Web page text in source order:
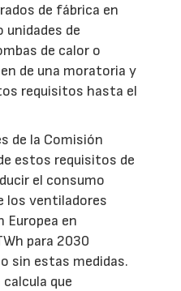
de fábrica en
de
de calor o
de una moratoria y
requisitos hasta el
de la Comisión
estos requisitos de
el consumo
los ventiladores
Europea en
para 2030
sin estas medidas.
que